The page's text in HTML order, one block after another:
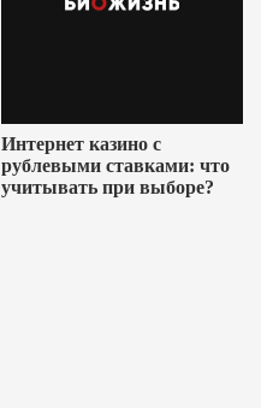
Интернет казино с
рублевыми ставками: что
учитывать при выборе?